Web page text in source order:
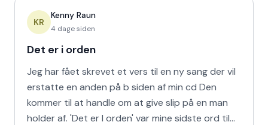
KR
Kenny Raun
4 dage siden
Det er i orden
Jeg har fået skrevet et vers til en ny sang der vil
erstatte en anden på b siden af min cd Den
kommer til at handle om at give slip på en man
holder af. 'Det er I orden' var mine sidste ord til